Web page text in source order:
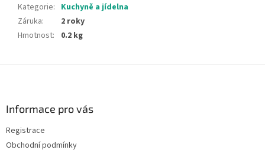
Kategorie: Kuchyně a jídelna
Záruka:
2 roky
Hmotnost: 0.2 kg
Informace pro vás
Registrace
Obchodní podmínky